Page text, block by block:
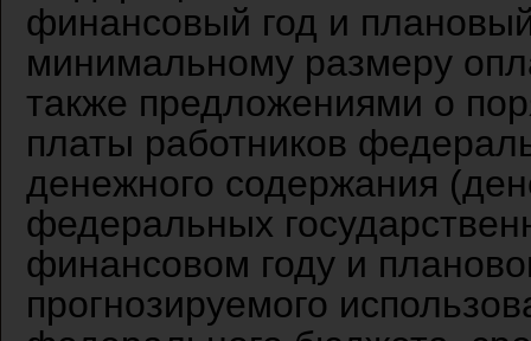
финансовый год и
минимальному размеру
также предложениями о
платы работников
денежного содержания
федеральных
финансовом году и
прогнозируемого